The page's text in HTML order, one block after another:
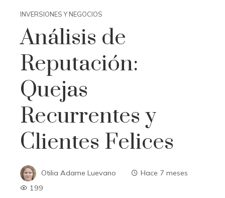
INVERSIONES Y NEGOCIOS
Análisis de
Reputación:
Quejas
Recurrentes y
Clientes Felices
Otilia Adame Luevano
Hace 7 meses
199